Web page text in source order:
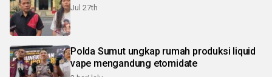
Jul 27th
Polda Sumut ungkap rumah produksi liquid
vape mengandung etomidate